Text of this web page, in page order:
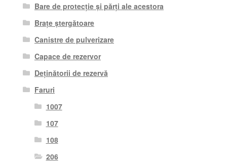
Bare de protecție și părți ale acestora
Brațe ștergătoare
Canistre de pulverizare
Capace de rezervor
Deținătorii de rezervă
Faruri
1007
107
108
206